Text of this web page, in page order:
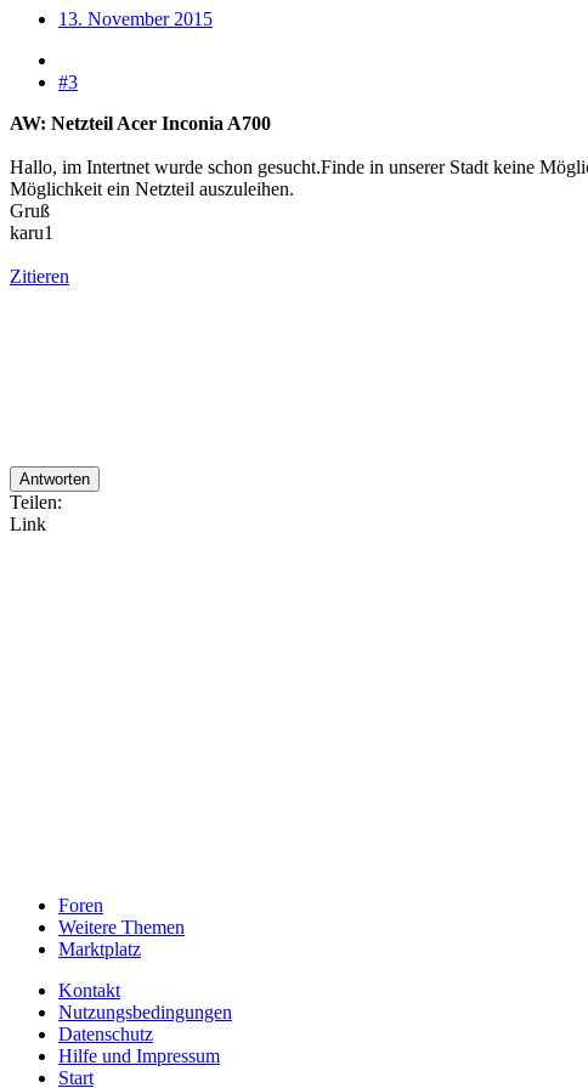
13. November 2015
#3
AW: Netzteil Acer Inconia A700
Hallo, im Intertnet wurde schon gesucht.Finde in unserer Stadt keine
Möglichkeit ein Netzteil auszuleihen.
Gruß
karu1
Zitieren
Antworten
Teilen:
Link
Foren
Weitere Themen
Marktplatz
Kontakt
Nutzungsbedingungen
Datenschutz
Hilfe und Impressum
Start